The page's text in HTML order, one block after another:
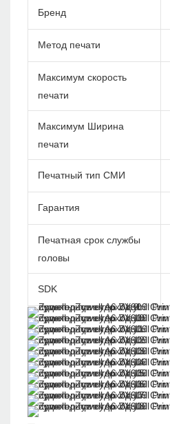
Бренд
Метод печати
Максимум скорость
печати
Максимум Ширина
печати
Печатный тип СМИ
Гарантия
Печатная срок службы
головы
SDK